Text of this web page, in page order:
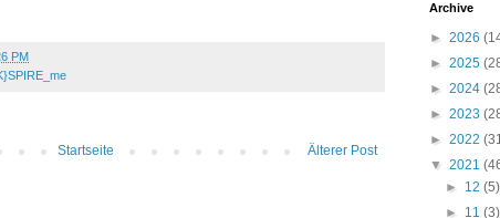
PM
Älterer Post
Startseite
Archive
► 2026
► 2025
► 2024
► 2023
► 2022
▼ 2021
► 12(5)
► 11(3)